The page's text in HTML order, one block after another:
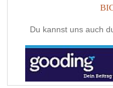
Du kannst uns auch